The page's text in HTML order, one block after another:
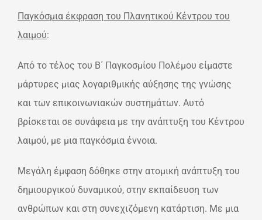
Παγκόσμια έκφραση του Πλανητικού Κέντρου του
λαιμού:
Από το τέλος του Β΄ Παγκοσμίου Πολέμου είμαστε
μάρτυρες μιας λογαριθμικής αύξησης της γνώσης
και των επικοινωνιακών συστημάτων. Αυτό
βρίσκεται σε συνάφεια με την ανάπτυξη του Κέντρου
λαιμού, με μια παγκόσμια έννοια.
Μεγάλη έμφαση δόθηκε στην ατομική ανάπτυξη του
δημιουργικού δυναμικού, στην εκπαίδευση των
ανθρώπων και στη συνεχιζόμενη κατάρτιση. Με μια